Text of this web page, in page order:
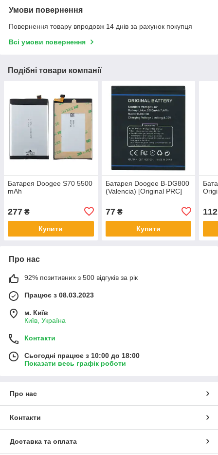
Умови повернення
Повернення товару впродовж 14 днів за рахунок покупця
Всі умови повернення
Подібні товари компанії
Батарея Doogee S70 5500
mAh
277 ₴
Купити
Батарея Doogee B-DG800
(Valencia) [Original PRC]
77₴
Купити
112
Про нас
92% позитивних з 500 відгуків за рік
Працює з 08.03.2023
м. Київ
Київ, Україна
Контакти
Сьогодні працює з 10:00 до 18:00
Показати весь графік роботи
Про нас
Контакти
Доставка та оплата